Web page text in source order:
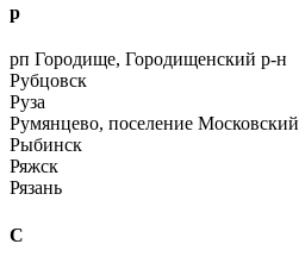
р
рп Городище, Городищенский р-н
Рубцовск
Руза
Румянцево, поселение Московский
Рыбинск
Ряжск
Рязань
С